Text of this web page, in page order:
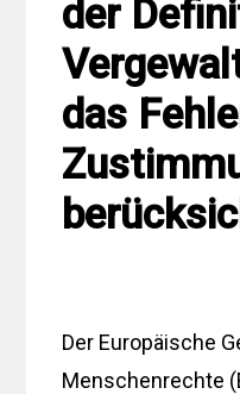
der
das
Der Europäische
Menschenrechte